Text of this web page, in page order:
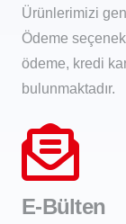
Ürünlerimizi
Ödeme
ödeme, kredi
bulunmaktadır.
E-Bülten